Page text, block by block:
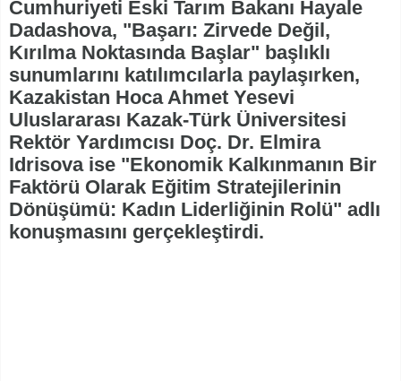
Cumhuriyeti Eski Tarım Bakanı Hayale
Dadashova, "Başarı: Zirvede Değil,
Kırılma Noktasında Başlar" başlıklı
sunumlarını katılımcılarla paylaşırken,
Kazakistan Hoca Ahmet Yesevi
Uluslararası Kazak-Türk Üniversitesi
Rektör Yardımcısı Doç. Dr. Elmira
Idrisova ise "Ekonomik Kalkınmanın Bir
Faktörü Olarak Eğitim Stratejilerinin
Dönüşümü: Kadın Liderliğinin Rolü" adlı
konuşmasını gerçekleştirdi.